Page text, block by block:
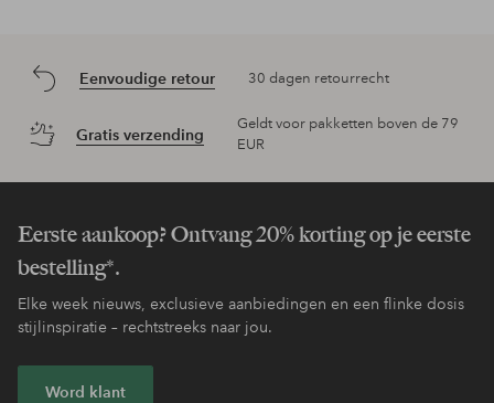
Eenvoudige retour 30 dagen retourrecht
Gratis verzending
Geldt voor pakketten boven de 79
EUR
Eerste aankoop? Ontvang 20% korting op je eerste
bestelling*.
Elke week nieuws, exclusieve aanbiedingen en een flinke dosis
stijlinspiratie – rechtstreeks naar jou.
Word klant